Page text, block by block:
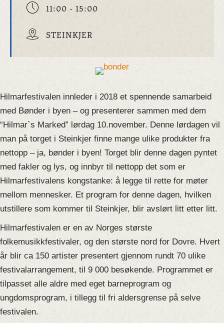
11:00 - 15:00
STEINKJER
Hilmarfestivalen innleder i 2018 et spennende samarbeid
med Bønder i byen – og presenterer sammen med dem
“Hilmar`s Marked” lørdag 10.november. Denne lørdagen vil
man på torget i Steinkjer finne mange ulike produkter fra
nettopp – ja, bønder i byen! Torget blir denne dagen pyntet
med fakler og lys, og innbyr til nettopp det som er
Hilmarfestivalens kongstanke: å legge til rette for møter
mellom mennesker. Et program for denne dagen, hvilken
utstillere som kommer til Steinkjer, blir avslørt litt etter litt.
Hilmarfestivalen er en av Norges største
folkemusikkfestivaler, og den største nord for Dovre. Hvert
år blir ca 150 artister presentert gjennom rundt 70 ulike
festivalarrangement, til 9 000 besøkende. Programmet er
tilpasset alle aldre med eget barneprogram og
ungdomsprogram, i tillegg til fri aldersgrense på selve
festivalen.